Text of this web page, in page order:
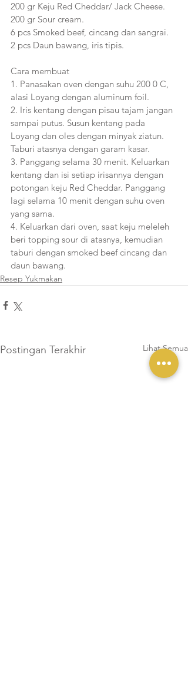
200 gr Keju Red Cheddar/ Jack Cheese.
200 gr Sour cream.
6 pcs Smoked beef, cincang dan sangrai.
2 pcs Daun bawang, iris tipis.
Cara membuat
1. Panasakan oven dengan suhu 200 0 C,
alasi Loyang dengan aluminum foil.
2. Iris kentang dengan pisau tajam jangan
sampai putus. Susun kentang pada
Loyang dan oles dengan minyak ziatun.
Taburi atasnya dengan garam kasar.
3. Panggang selama 30 menit. Keluarkan
kentang dan isi setiap irisannya dengan
potongan keju Red Cheddar. Panggang
lagi selama 10 menit dengan suhu oven
yang sama.
4. Keluarkan dari oven, saat keju meleleh
beri topping sour di atasnya, kemudian
taburi dengan smoked beef cincang dan
daun bawang.
Resep Yukmakan
Postingan Terakhir Lihat Semua